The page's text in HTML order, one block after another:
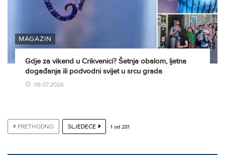
MAGAZIN
Gdje za vikend u Crikvenici? Šetnja obalom, ljetna
događanja ili podvodni svijet u srcu grada
09.07.2026
PRETHODNO SLJEDEĆE 1 od 281